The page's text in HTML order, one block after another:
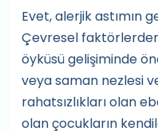
Evet, alerjik astımın
Çevresel
öyküsü gelişiminde
veya saman nezlesi
rahatsızlıkları olan
olan çocukların